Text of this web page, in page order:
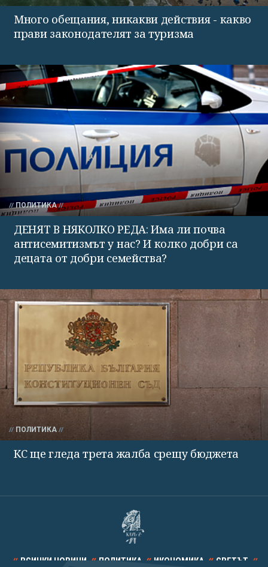
Много обещания, никакви действия - какво
прави законодателят за туризма
ПОЛИТИКА
ДЕНЯТ В НЯКОЛКО РЕДА: Има ли почва
антисемитизмът у нас? И колко добри са
децата от добри семейства?
ПОЛИТИКА
КС ще гледа трета жалба срещу бюджета
ВСИЧКИ НОВИНИ ПОЛИТИКА ИКОНОМИКА СВЕТЪТ